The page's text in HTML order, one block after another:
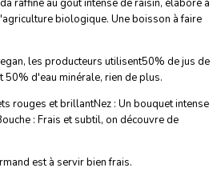
biologique. Une boisson à faire
les producteurs utilisent50% de jus de
50% d'eau minérale, rien de plus.
rouges et brillantNez : Un bouquet intense
: Frais et subtil, on découvre de
est à servir bien frais.